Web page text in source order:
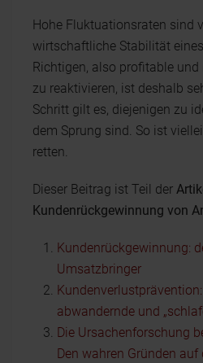
Hohe Fluktuationsraten sind
wirtschaftliche Stabilität
Richtigen, also profitable
zu reaktivieren, ist deshalb
Schritt gilt es, diejenigen zu
dem Sprung sind. So ist
retten.
Dieser Beitrag ist Teil der
Kundenrückgewinnung von
Kundenrückgewinnung:
Umsatzbringer
abwandernde und
Die Ursachenforschung
Den wahren Gründen auf